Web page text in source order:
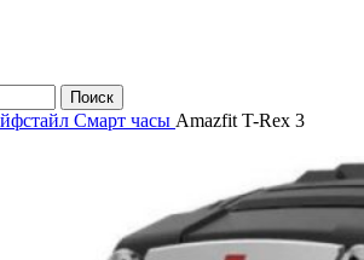
Поиск
Смарт часы Amazfit T-Rex 3